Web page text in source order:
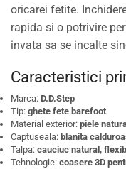
oricarei fetite.
rapida si o potrivire
invata sa se incalte
Caracteristici
Marca: D.D.Step
Tip: ghete fete barefoot
Material exterior: piele
Captuseala: blanita
Talpa: cauciuc natural,
Tehnologie: coasere 3D